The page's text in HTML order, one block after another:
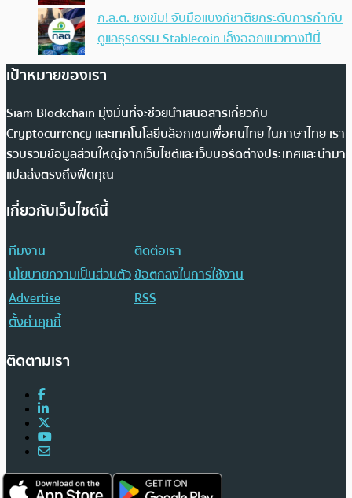
ก.ล.ต. ชงเข้ม! จับมือแบงก์ชาติยกระดับการกำกับ
ดูแลธุรกรรม Stablecoin เล็งออกแนวทางปีนี้
เป้าหมายของเรา
Siam Blockchain มุ่งมั่นที่จะช่วยนำเสนอสารเกี่ยวกับ
Cryptocurrency และเทคโนโลยีบล็อกเชนเพื่อคนไทย ในภาษาไทย เรา
รวบรวมข้อมูลส่วนใหญ่จากเว็บไซต์และเว็บบอร์ดต่างประเทศและนำมา
แปลส่งตรงถึงฟีดคุณ
เกี่ยวกับเว็บไซต์นี้
ทีมงาน
ติดต่อเรา
นโยบายความเป็นส่วนตัวข้อตกลงในการใช้งาน
Advertise
RSS
ตั้งค่าคุกกี้
ติดตามเรา